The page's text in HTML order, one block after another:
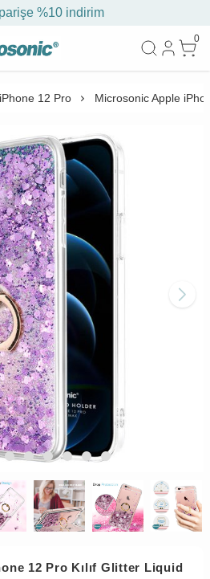
%10 indirim
0
iPhone 12 Pro Microsonic Apple
12 Pro Kılıf Glitter Liquid